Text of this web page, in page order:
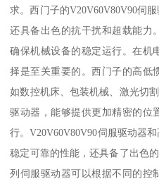
求。西门子的V20V60V80V90伺
还具备出色的抗干扰和超载能力
确保机械设备的稳定运行。在机
择是至关重要的。西门子的高低
如数控机床、包装机械、激光切
驱动器，能够提供更加精密的位
行。V20V60V80V90伺服驱动器
稳定可靠的性能，还具备了出色
列伺服驱动器可以根据不同的控